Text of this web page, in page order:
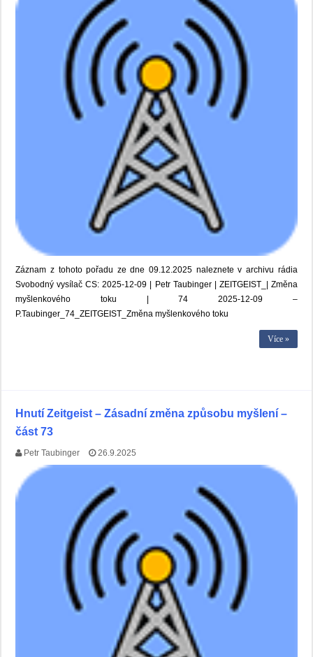
Záznam z tohoto pořadu ze dne 09.12.2025 naleznete v archivu rádia
Svobodný vysílač CS: 2025-12-09 | Petr Taubinger | ZEITGEIST_| Změna
myšlenkového toku | 74 2025-12-09 –
P.Taubinger_74_ZEITGEIST_Změna myšlenkového toku
Více »
Hnutí Zeitgeist – Zásadní změna způsobu myšlení –
část 73
Petr Taubinger 26.9.2025